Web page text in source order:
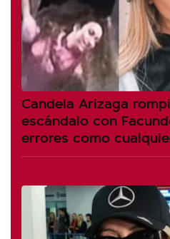
Candela Arizaga
escándalo con
errores como